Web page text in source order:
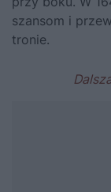
szansom i
tronie.